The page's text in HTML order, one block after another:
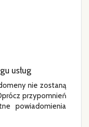
usług
nie zostaną
przypomnień
powiadomienia